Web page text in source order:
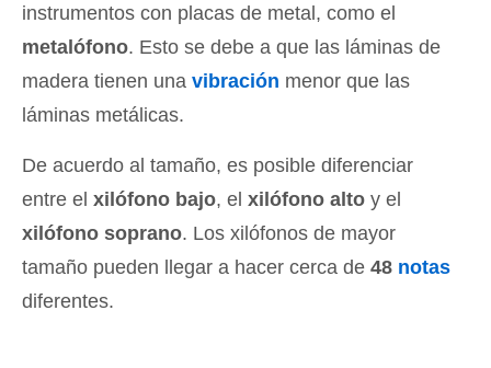
instrumentos con placas de metal, como el
metalófono. Esto se debe a que las láminas de
madera tienen una vibración menor que las
láminas metálicas.
De acuerdo al tamaño, es posible diferenciar
entre el xilófono bajo, el xilófono alto y el
xilófono soprano. Los xilófonos de mayor
tamaño pueden llegar a hacer cerca de 48 notas
diferentes.